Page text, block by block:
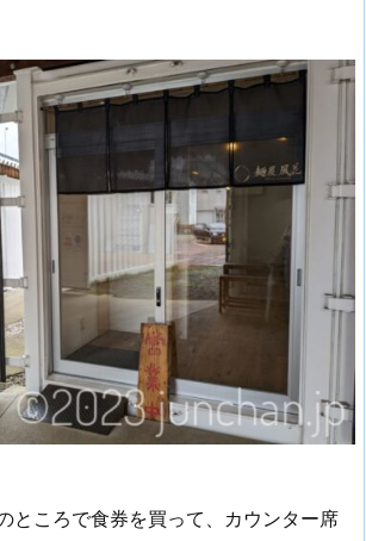
ところで食券を買って、カウンター席